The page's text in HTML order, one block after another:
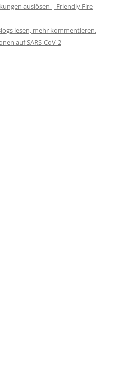
auslösen | Friendly Fire
lesen, mehr kommentieren.
auf SARS-CoV-2